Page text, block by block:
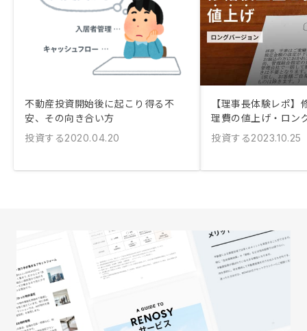
不動産投資開始後に起こり得る不
安、その向き合い方
投資する2020.04.20
【理事長体験レポ
理費の値上げ・ロン
投資する2023.10.25